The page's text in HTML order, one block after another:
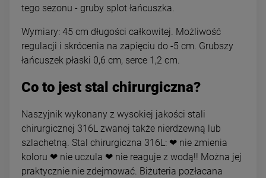
tego sezonu - gruby splot łańcuszka.
Wymiary: 45 cm długości całkowitej. Możliwość
regulacji i skrócenia na zapięciu do -5 cm. Grubszy
łańcuszek płaski 0,6 cm, serce 1,2 cm.
Co to jest stal chirurgiczna?
Naszyjnik wykonany z wysokiej jakości stali
chirurgicznej 316L zwanej także nierdzewną lub
szlachetną. Stal chirurgiczna 316L: ❤ nie zmienia
koloru ❤ nie uczula ❤ nie reaguje z wodą!! Można jej
praktycznie nie zdejmować. Biżuteria pozłacana